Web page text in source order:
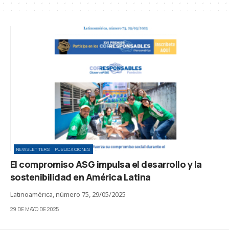
NEWSLETTERS PUBLICACIONES
El compromiso ASG impulsa el desarrollo y la
sostenibilidad en América Latina
Latinoamérica, número 75, 29/05/2025
29 DE MAYO DE 2025